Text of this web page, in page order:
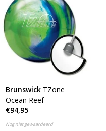
Brunswick TZone
Ocean Reef
€94,95
Nog niet gewaardeerd